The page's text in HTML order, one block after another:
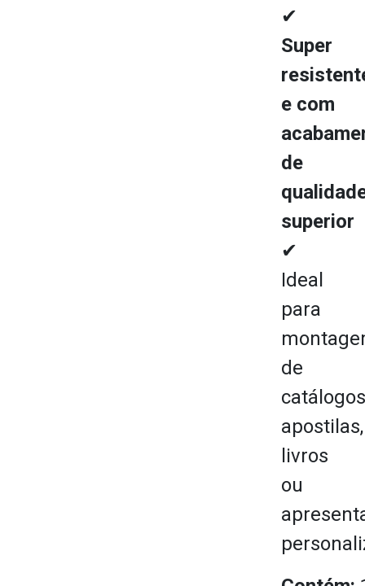
✔
Super
e com
de
superior
✔
Ideal
para
de
apostilas,
livros
ou